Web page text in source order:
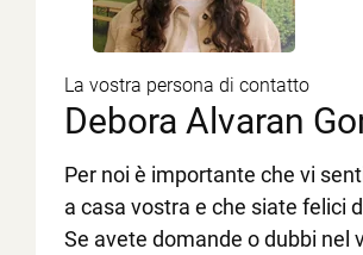
Debora Alvaran
La vostra persona di contatto
Per noi è importante che vi
a casa vostra e che siate felici
Se avete domande o dubbi nel